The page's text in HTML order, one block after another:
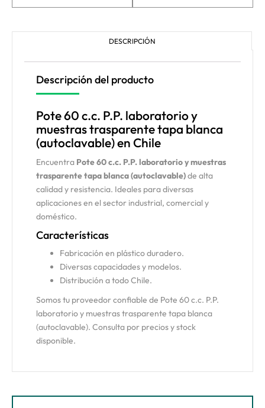
DESCRIPCIÓN
Descripción del producto
Pote 60 c.c. P.P. laboratorio y
muestras trasparente tapa blanca
(autoclavable) en Chile
Encuentra Pote 60 c.c. P.P. laboratorio y muestras
trasparente tapa blanca (autoclavable)de alta
calidad y resistencia. Ideales para diversas
aplicaciones en el sector industrial, comercial y
doméstico.
Características
Fabricación en plástico duradero.
Diversas capacidades y modelos.
Distribución a todo Chile.
Somos tu proveedor confiable de Pote 60 c.c. P.P.
laboratorio y muestras trasparente tapa blanca
(autoclavable). Consulta por precios y stock
disponible.